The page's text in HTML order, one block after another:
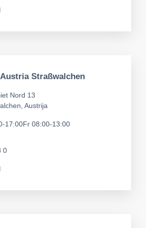
Straßwalchen
Nord 13
Austrija
17:00Fr 08:00-13:00
0